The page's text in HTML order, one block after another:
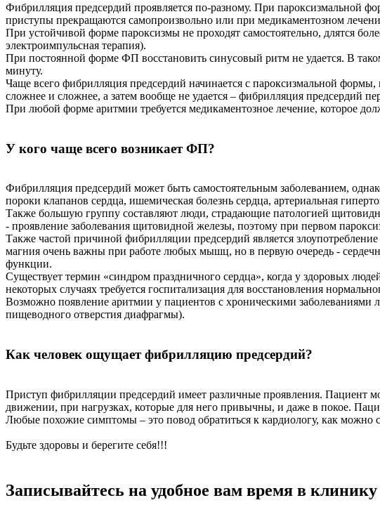
Фибрилляция предсердий проявляется по-разному. При пароксизмальной
приступы прекращаются самопроизвольно или при медикаментозном
При устойчивой форме пароксизмы не проходят самостоятельно, длятся
электроимпульсная терапия).
При постоянной форме ФП восстановить синусовый ритм не удается. В
минуту.
Чаще всего фибрилляция предсердий начинается с пароксизмальной
сложнее и сложнее, а затем вообще не удается – фибрилляция предсердий
При любой форме аритмии требуется медикаментозное лечение, которое
У кого чаще всего возникает ФП?
Фибрилляция предсердий может быть самостоятельным заболеванием,
пороки клапанов сердца, ишемическая болезнь сердца, артериальная
Также большую группу составляют люди, страдающие патологией
- проявление заболевания щитовидной железы, поэтому при первом
Также частой причиной фибрилляции предсердий является
магния очень важны при работе любых мышц, но в первую очередь -
функции.
Существует термин «синдром праздничного сердца», когда у здоровых
некоторых случаях требуется госпитализация для восстановления
Возможно появление аритмии у пациентов с хроническими
пищеводного отверстия диафрагмы).
Как человек ощущает фибрилляцию предсердий?
Приступ фибрилляции предсердий имеет различные проявления. Пациент
движении, при нагрузках, которые для него привычны, и даже в покое.
Любые похожие симптомы – это повод обратиться к кардиологу, как можно
Будьте здоровы и берегите себя!!!
Записывайтесь на удобное вам время в